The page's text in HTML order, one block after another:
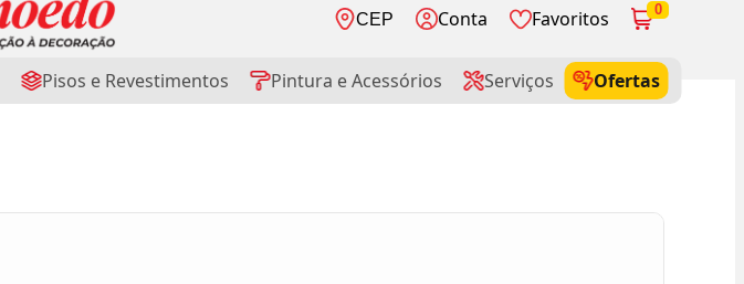
CEP Conta Favoritos 0
Pisos e Revestimentos Pintura e Acessórios Serviços
Ofertas